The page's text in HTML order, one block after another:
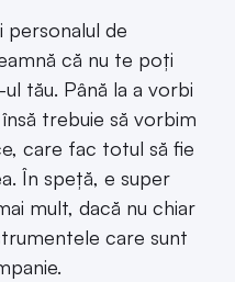
personalul de
că nu te poți
tău. Până la a vorbi
trebuie să vorbim
care fac totul să fie
În speță, e super
mult, dacă nu chiar
care sunt